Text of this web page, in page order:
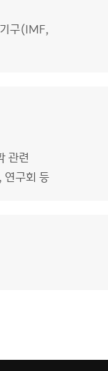
구(IMF,
관련
연구회 등